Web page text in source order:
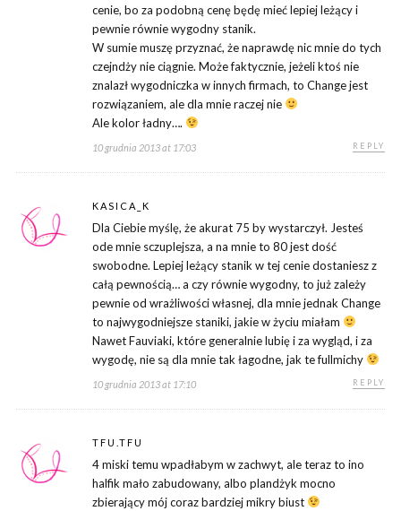
cenie, bo za podobną cenę będę mieć lepiej leżący i
pewnie równie wygodny stanik.
W sumie muszę przyznać, że naprawdę nic mnie do tych
czejndży nie ciągnie. Może faktycznie, jeżeli ktoś nie
znalazł wygodniczka w innych firmach, to Change jest
rozwiązaniem, ale dla mnie raczej nie
Ale kolor ładny….
10 grudnia 2013 at 17:03 REPLY
KASICA_K
Dla Ciebie myślę, że akurat 75 by wystarczył. Jesteś
ode mnie sczuplejsza, a na mnie to 80 jest dość
swobodne. Lepiej leżący stanik w tej cenie dostaniesz z
całą pewnością… a czy równie wygodny, to już zależy
pewnie od wrażliwości własnej, dla mnie jednak Change
to najwygodniejsze staniki, jakie w życiu miałam
Nawet Fauviaki, które generalnie lubię i za wygląd, i za
wygodę, nie są dla mnie tak łagodne, jak te fullmichy
10 grudnia 2013 at 17:10 REPLY
TFU.TFU
4 miski temu wpadłabym w zachwyt, ale teraz to ino
halfik mało zabudowany, albo plandżyk mocno
zbierający mój coraz bardziej mikry biust